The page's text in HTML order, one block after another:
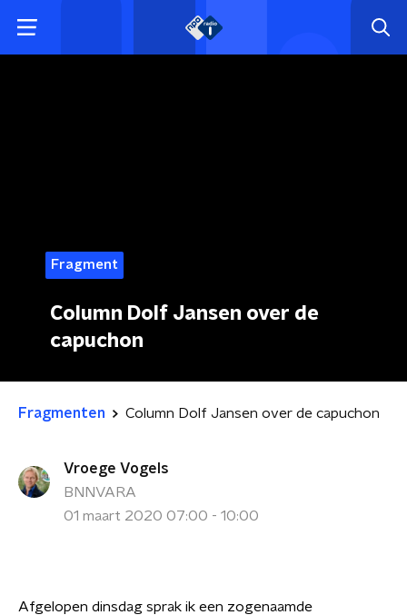
Fragment
Column Dolf Jansen over de
capuchon
Fragmenten Column Dolf Jansen over de capuchon
Vroege Vogels
BNNVARA
01 maart 2020 07:00 - 10:00
Afgelopen dinsdag sprak ik een zogenaamde